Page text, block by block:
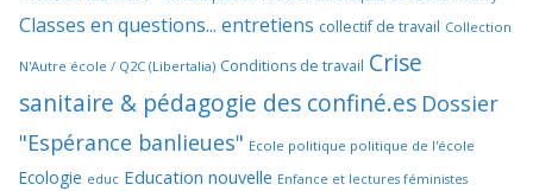
Classes en questions... entretiens collectif de travail Collection
N'Autre école / Q2C (Libertalia) Conditions de travail Crise
sanitaire & pédagogie des confiné.es Dossier
"Espérance banlieues" Ecole politique politique de l'école
Ecologie educ Education nouvelle Enfance et lectures féministes